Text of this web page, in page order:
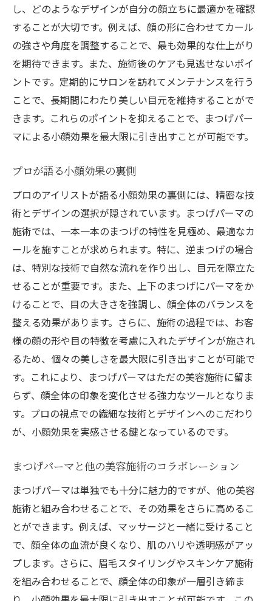
し、どのようなデザインが自分の顔立ちに最適かを確認
することが大切です。例えば、顔の形に合わせてカール
の強さや角度を調整することで、最も効果的な仕上がり
を期待できます。また、施術後のケアも見逃せないポイ
ントです。定期的にサロンを訪れてメンテナンスを行う
ことで、長期間にわたり美しい目元を維持することがで
きます。これらのポイントを抑えることで、まつげパー
マによる小顔効果を最大限に引き出すことが可能です。
プロが語る小顔効果の裏側
プロのアイリストが語る小顔効果の裏側には、精密な技
術とデザインの選択が隠されています。まつげパーマの
施術では、一本一本のまつげの特性を見極め、最適なカ
ールを施すことが求められます。特に、逆まつげの場合
は、特別な技術で自然な流れを作り出し、目元を際立た
せることが重要です。また、上下のまつげにパーマをか
けることで、目の大きさを強調し、顔全体のバランスを
整える効果があります。さらに、施術の過程では、お客
様の顔の形や目の特徴を考慮に入れたデザインが施され
るため、個々の美しさを最大限に引き出すことが可能で
す。これにより、まつげパーマはただの美容施術に留ま
らず、顔全体の印象を変化させる強力なツールとなりま
す。プロの視点での繊細な技術とデザインへのこだわり
が、小顔効果を実感させる鍵となっているのです。
まつげパーマと他の美容施術のコラボレーション
まつげパーマは単独でも十分に魅力的ですが、他の美容
施術と組み合わせることで、その効果をさらに高めるこ
とができます。例えば、マッサージと一緒に受けること
で、顔全体の血流が良くなり、肌のハリや透明感がアッ
プします。さらに、眉毛スタイリングやスキンケア施術
を組み合わせることで、顔全体の印象が一層引き締ま